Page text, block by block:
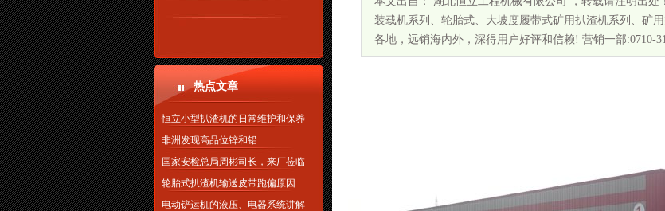
热点文章
恒立小型扒渣机的日常维护和保养
非洲发现高品位锌和铅
国家安检总局周彬司长，来厂莅临
轮胎式扒渣机输送皮带跑偏原因
电动铲运机的液压、电器系统讲解
装载机系列、轮胎式、大坡度履带式矿用扒渣机系列、矿
各地，远销海内外，深得用户好评和信赖! 营销一部:0710-